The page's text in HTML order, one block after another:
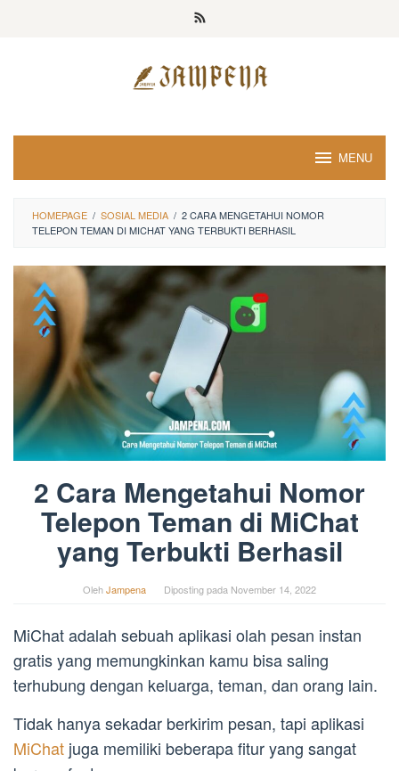
MENU
HOMEPAGE / SOSIAL MEDIA / 2 CARA MENGETAHUI NOMOR
TELEPON TEMAN DI MICHAT YANG TERBUKTI BERHASIL
2 Cara Mengetahui Nomor
Telepon Teman di MiChat
yang Terbukti Berhasil
OlehJampena Diposting pada November 14, 2022
MiChat adalah sebuah aplikasi olah pesan instan
gratis yang memungkinkan kamu bisa saling
terhubung dengan keluarga, teman, dan orang lain.
Tidak hanya sekadar berkirim pesan, tapi aplikasi
MiChat juga memiliki beberapa fitur yang sangat